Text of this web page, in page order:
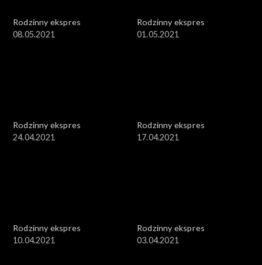
Rodzinny ekspres
08.05.2021
Rodzinny ekspres
01.05.2021
Rodzinny ekspres
24.04.2021
Rodzinny ekspres
17.04.2021
Rodzinny ekspres
10.04.2021
Rodzinny ekspres
03.04.2021